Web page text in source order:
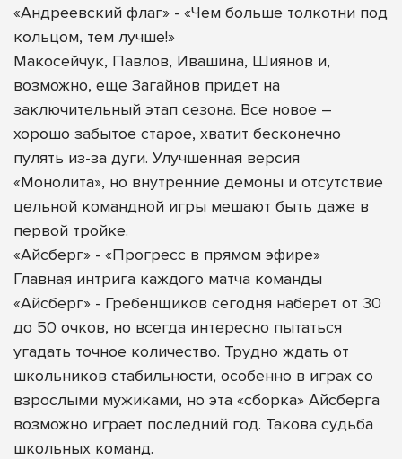
«Андреевский флаг» - «Чем больше толкотни под
кольцом, тем лучше!»
Макосейчук, Павлов, Ивашина, Шиянов и,
возможно, еще Загайнов придет на
заключительный этап сезона. Все новое –
хорошо забытое старое, хватит бесконечно
пулять из-за дуги. Улучшенная версия
«Монолита», но внутренние демоны и отсутствие
цельной командной игры мешают быть даже в
первой тройке.
«Айсберг» - «Прогресс в прямом эфире»
Главная интрига каждого матча команды
«Айсберг» - Гребенщиков сегодня наберет от 30
до 50 очков, но всегда интересно пытаться
угадать точное количество. Трудно ждать от
школьников стабильности, особенно в играх со
взрослыми мужиками, но эта «сборка» Айсберга
возможно играет последний год. Такова судьба
школьных команд.